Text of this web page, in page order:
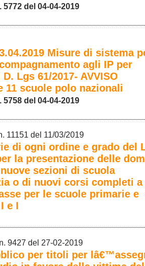
del 04-04-2019
Misure di sistema
agli IP per
Lgs 61/2017- AVVISO
11 scuole polo nazionali
del 04-04-2019
11151 del 11/03/2019
di ogni ordine e grado del
la presentazione delle
sezioni di scuola
o di nuovi corsi completi a
per le scuole primarie e
e I
9427 del 27-02-2019
per titoli per